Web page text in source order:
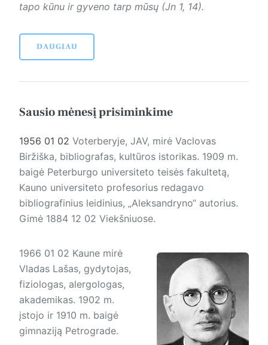
tapo kūnu ir gyveno tarp mūsų (Jn 1, 14).
DAUGIAU
Sausio mėnesį prisiminkime
1956 01 02 Voterberyje, JAV, mirė Vaclovas
Biržiška, bibliografas, kultūros istorikas. 1909 m.
baigė Peterburgo universiteto teisės fakultetą,
Kauno universiteto profesorius redagavo
bibliografinius leidinius, „Aleksandryno“ autorius.
Gimė 1884 12 02 Viekšniuose.
1966 01 02 Kaune mirė
Vladas Lašas, gydytojas,
fiziolo­gas, alergologas,
aka­demikas. 1902 m.
įstojo ir 1910 m. baigė
gimnaziją Petrograde.